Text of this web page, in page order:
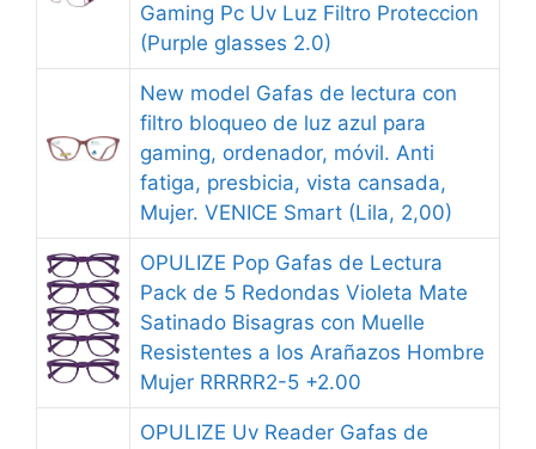
Gaming Pc Uv Luz Filtro Proteccion
(Purple glasses 2.0)
New model Gafas de lectura con
filtro bloqueo de luz azul para
gaming, ordenador, móvil. Anti
fatiga, presbicia, vista cansada,
Mujer. VENICE Smart (Lila, 2,00)
OPULIZE Pop Gafas de Lectura
Pack de 5 Redondas Violeta Mate
Satinado Bisagras con Muelle
Resistentes a los Arañazos Hombre
Mujer RRRRR2-5 +2.00
OPULIZE Uv Reader Gafas de